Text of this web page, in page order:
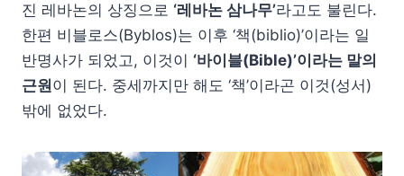
진 레바논의 상징으로 ‘레바논 삼나무’라고도 불린다.
한편 비블로스(Byblos)는 이후 ‘책(biblio)’이라는 일
반명사가 되었고, 이것이 ‘바이블(Bible)’이라는 말의
근원이 된다. 중세까지만 해도 ‘책’이라곤 이것(성서)
밖에 없었다.